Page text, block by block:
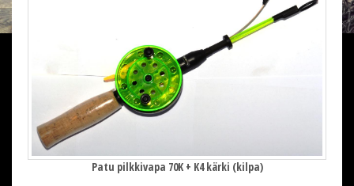
Patu pilkkivapa 70K + K4 kärki (kilpa)